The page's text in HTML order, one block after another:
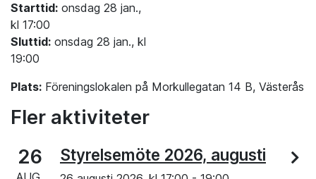
Starttid: onsdag 28 jan.,
kl 17:00
Sluttid: onsdag 28 jan., kl
19:00
Plats: Föreningslokalen på Morkullegatan 14 B, Västerås
Fler aktiviteter
26
Styrelsemöte 2026, augusti